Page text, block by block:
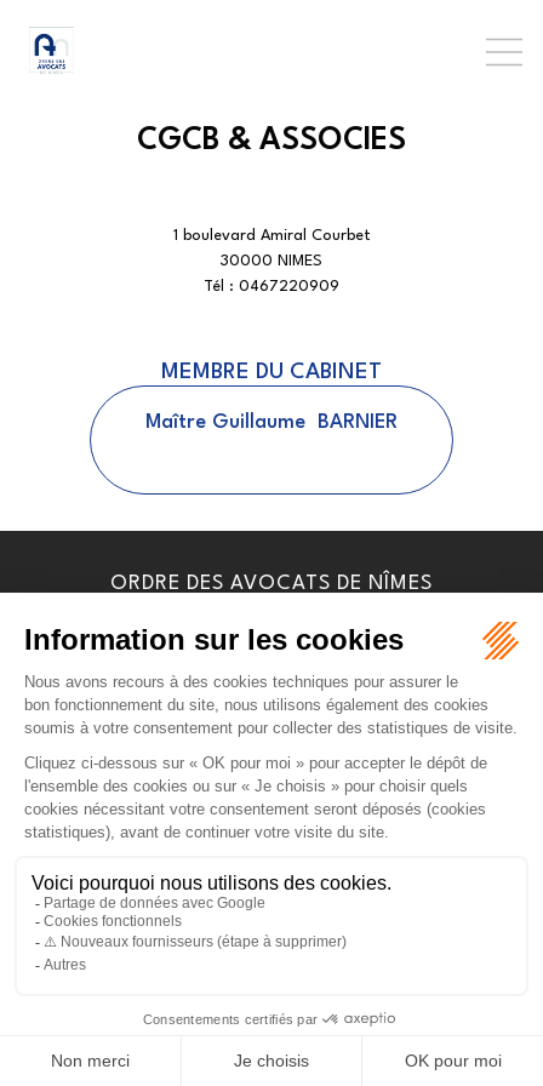
CGCB & ASSOCIES
1 boulevard Amiral Courbet
30000 NIMES
Tél : 0467220909
MEMBRE DU CABINET
Maître Guillaume BARNIER
ORDRE DES AVOCATS DE NÎMES
16 rue Régale
30000 NÎMES
Tél :04 66 36 25 25
NOUS LOCALISER
PLAN DU SITE MENTIONS LÉGALES
ARTICLES
Septeo Digital & Services © 2026